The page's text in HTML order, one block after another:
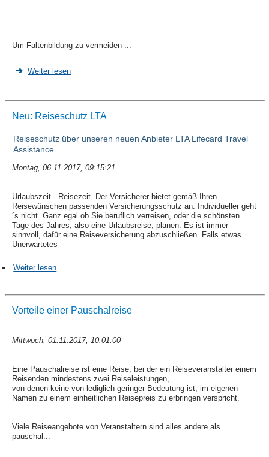
Um Faltenbildung zu vermeiden ...
Weiter lesen
Neu: Reiseschutz LTA
Reiseschutz über unseren neuen Anbieter LTA Lifecard Travel
Assistance
Montag, 06.11.2017, 09:15:21
Urlaubszeit - Reisezeit. Der Versicherer bietet gemäß Ihren
Reisewünschen passenden Versicherungsschutz an. Individueller geht
´s nicht. Ganz egal ob Sie beruflich verreisen, oder die schönsten
Tage des Jahres, also eine Urlaubsreise, planen. Es ist immer
sinnvoll, dafür eine Reiseversicherung abzuschließen. Falls etwas
Unerwartetes
Weiter lesen
Vorteile einer Pauschalreise
Mittwoch, 01.11.2017, 10:01:00
Eine Pauschalreise ist eine Reise, bei der ein Reiseveranstalter einem
Reisenden mindestens zwei Reiseleistungen,
von denen keine von lediglich geringer Bedeutung ist, im eigenen
Namen zu einem einheitlichen Reisepreis zu erbringen verspricht.
Viele Reiseangebote von Veranstaltern sind alles andere als
pauschal...